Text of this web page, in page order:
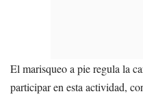
El marisqueo a pie regula la
participar en esta actividad,